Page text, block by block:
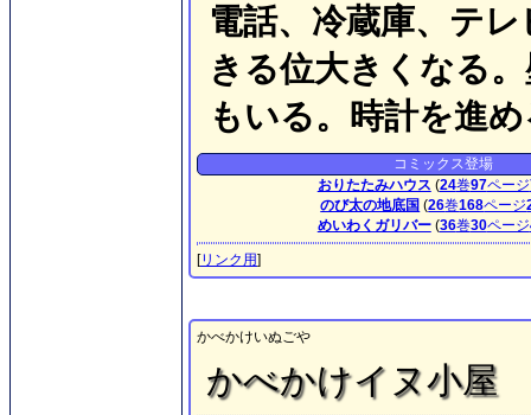
電話、冷蔵庫、テ
きる位大きくなる
もいる。時計を進
コミックス登場
おりたたみハウス (24巻97ページ
のび太の地底国 (26巻168ページ
めいわくガリバー(36巻30ページ
[リンク用]
かべかけいぬごや
かべかけイヌ小屋